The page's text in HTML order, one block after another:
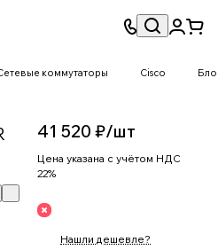
коммутаторы Cisco
41 520 ₽/шт
Цена указана с учётом НДС
22%
Нашли дешевле?